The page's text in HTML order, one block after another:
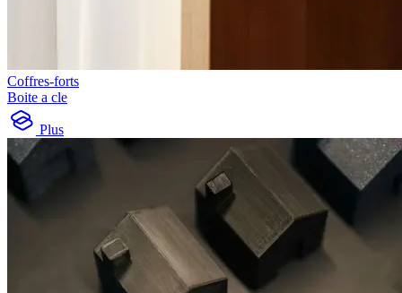
Coffres-forts
Boite a cle
Plus